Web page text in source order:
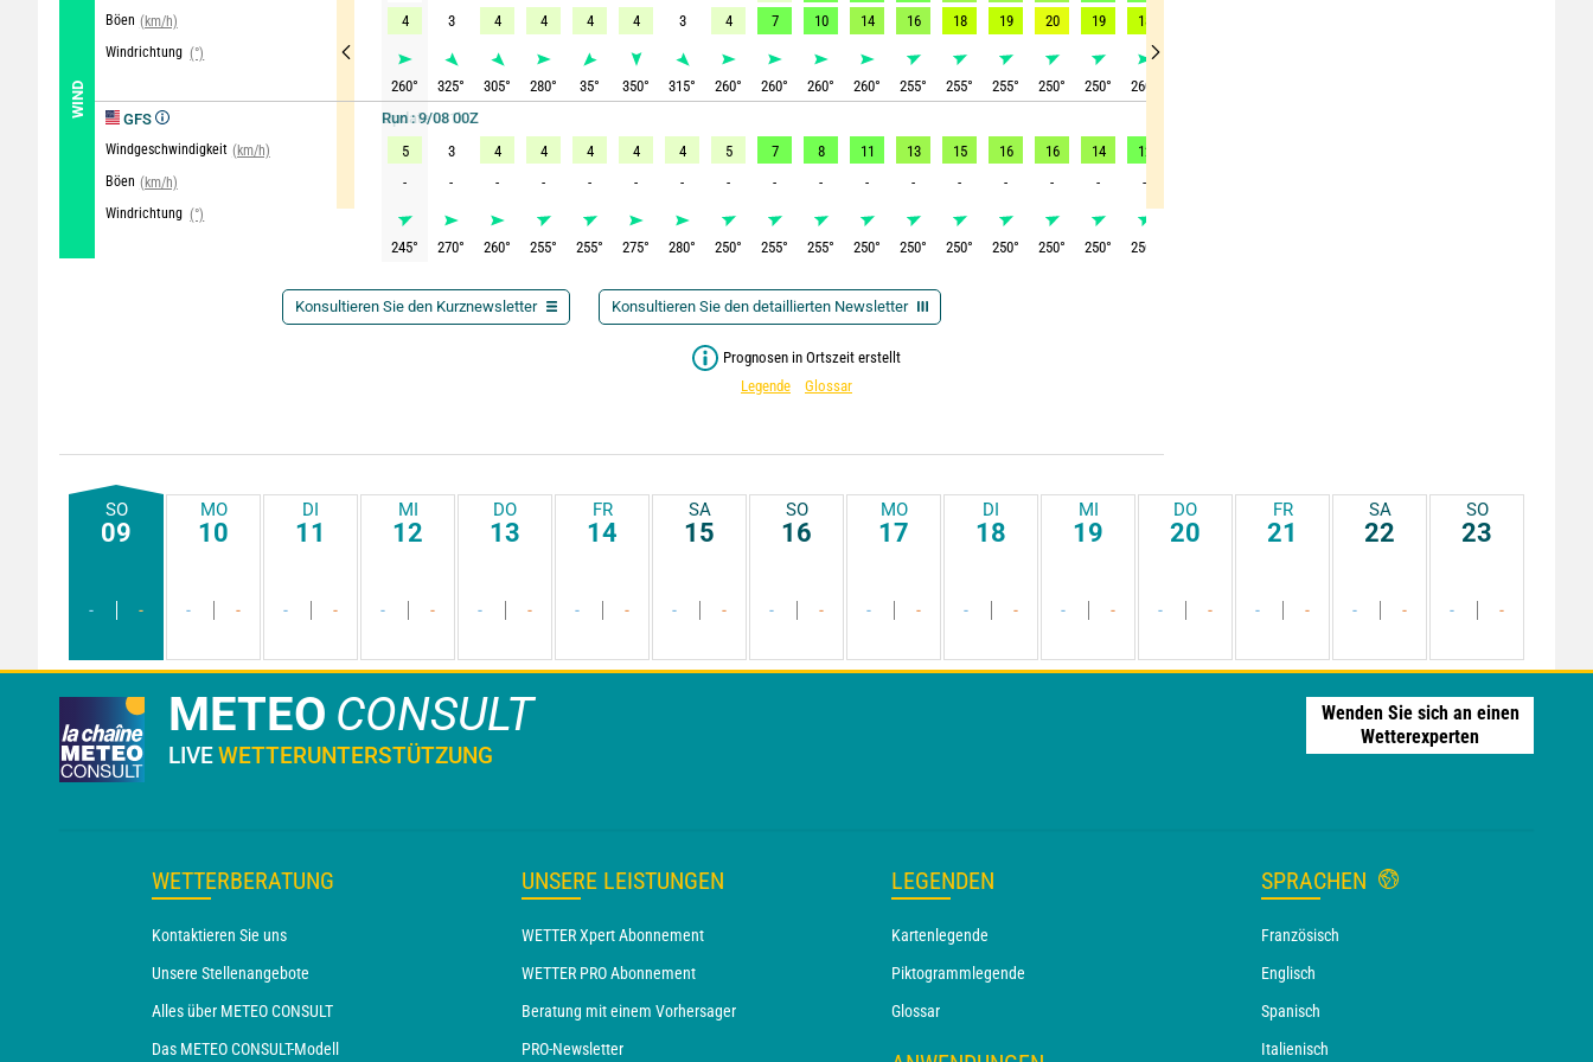
WIND
Böen (km/h)
Windrichtung (°)
GFS
Windgeschwindigkeit (km/h)
Böen (km/h)
Windrichtung (°)
4
3 4 4 4 4 3 4 7 10 14 16 18 19 20 19 18
260° 325° 305° 280° 35° 350° 315° 260° 260° 260° 260° 255° 255° 255° 250° 250° 260
Run : 9/08 00Z
5
3 4 4 4 4 4 5 7 8 11 13 15 16 16 14 12
-
- - - - - - - - - - - - - - - -
245° 270° 260° 255° 255° 275° 280° 250° 255° 255° 250° 250° 250° 250° 250° 250° 250
Konsultieren Sie den Kurznewsletter Konsultieren Sie den detaillierten Newsletter
Prognosen in Ortszeit erstellt
Legende
Glossar
SO
09
- -
MO
10
- -
DI
11
- -
MI
12
- -
DO
13
- -
FR
14
- -
SA
15
- -
SO
16
- -
MO
17
- -
DI
18
- -
MI
19
- -
DO
20
- -
FR
21
- -
SA
22
- -
SO
23
- -
METEO CONSULT
LIVEWETTERUNTERSTÜTZUNG
Wenden Sie sich an einen
Wetterexperten
WETTERBERATUNG
Kontaktieren Sie uns
Unsere Stellenangebote
Alles über METEO CONSULT
Das METEO CONSULT-Modell
UNSERE LEISTUNGEN
WETTER Xpert Abonnement
WETTER PRO Abonnement
Beratung mit einem Vorhersager
PRO-Newsletter
LEGENDEN
Kartenlegende
Piktogrammlegende
Glossar
SPRACHEN
Französisch
Englisch
Spanisch
Italienisch